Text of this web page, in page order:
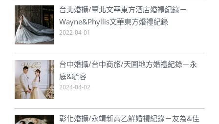
台北婚攝/臺北文華東方酒店婚禮紀錄－
Wayne&Phyllis文華東方婚禮紀錄
2022-04-01
台中婚攝/台中商旅/天圓地方婚禮紀錄－永
庭&毓容
2024-04-02
彰化婚攝/永靖新高乙鮮婚禮紀錄－友為&佳